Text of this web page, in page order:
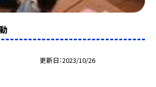
更新日 2023/10/26